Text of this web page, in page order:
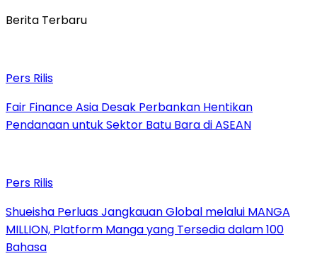
Berita Terbaru
Pers Rilis
Fair Finance Asia Desak Perbankan Hentikan
Pendanaan untuk Sektor Batu Bara di ASEAN
Pers Rilis
Shueisha Perluas Jangkauan Global melalui MANGA
MILLION, Platform Manga yang Tersedia dalam 100
Bahasa